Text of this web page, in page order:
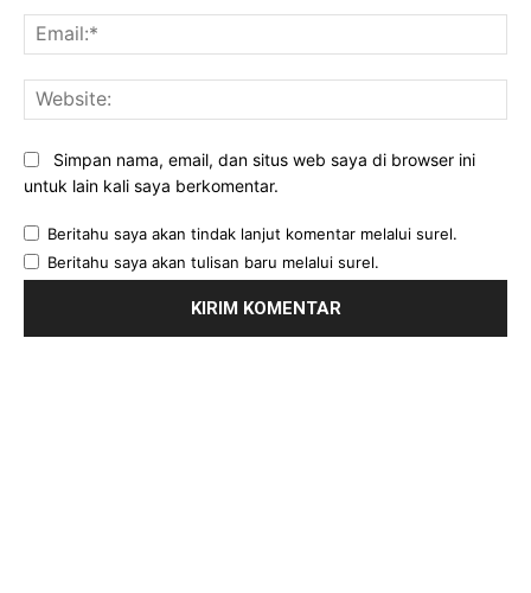
Simpan nama, email, dan situs web saya di browser ini
untuk lain kali saya berkomentar.
Beritahu saya akan tindak lanjut komentar melalui surel.
Beritahu saya akan tulisan baru melalui surel.